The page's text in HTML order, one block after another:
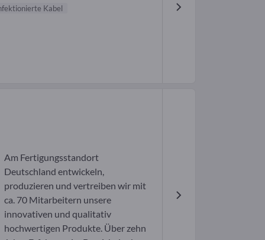
Kabel
Am Fertigungsstandort
Deutschland entwickeln,
produzieren und vertreiben wir mit
ca. 70 Mitarbeitern unsere
innovativen und qualitativ
hochwertigen Produkte. Über zehn